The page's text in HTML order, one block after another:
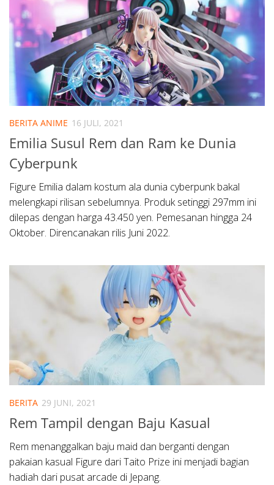
BERITA ANIME 16 JULI, 2021
Emilia Susul Rem dan Ram ke Dunia
Cyberpunk
Figure Emilia dalam kostum ala dunia cyberpunk bakal
melengkapi rilisan sebelumnya. Produk setinggi 297mm ini
dilepas dengan harga 43.450 yen. Pemesanan hingga 24
Oktober. Direncanakan rilis Juni 2022.
BERITA 29 JUNI, 2021
Rem Tampil dengan Baju Kasual
Rem menanggalkan baju maid dan berganti dengan
pakaian kasual Figure dari Taito Prize ini menjadi bagian
hadiah dari pusat arcade di Jepang.